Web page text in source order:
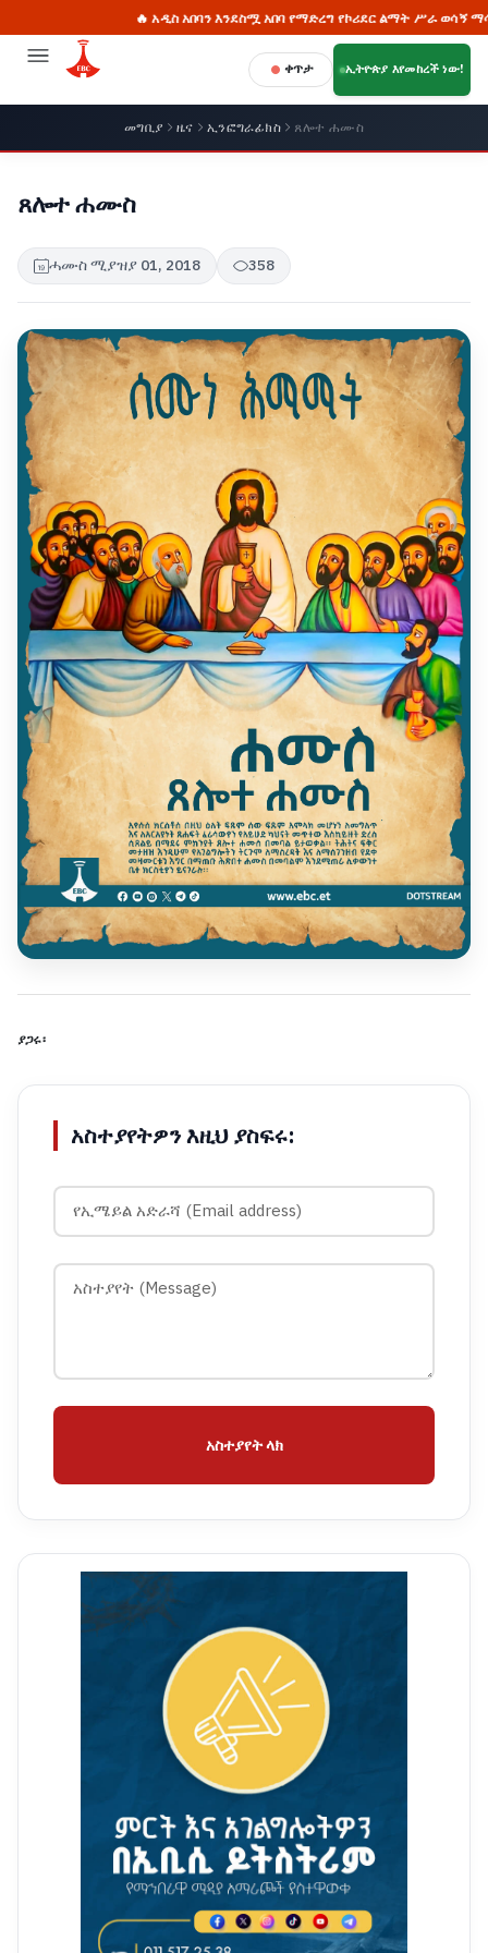
🔥 አዲስ አበባን እንደስሟ አበባ የማድረግ የኮሪደር ልማት ሥራ ወሳኝ ማሳያ፦
ቀጥታ ኢትዮጵያ እየመከረች ነው!
መግቢያ ዜና ኢንፎግራፊክስ ጸሎተ ሐሙስ
ጸሎተ ሐሙስ
ሓሙስ ሚያዝያ 01, 2018 358
ያጋሩ፡
አስተያየትዎን እዚህ ያስፍሩ:
አስተያየት ላክ